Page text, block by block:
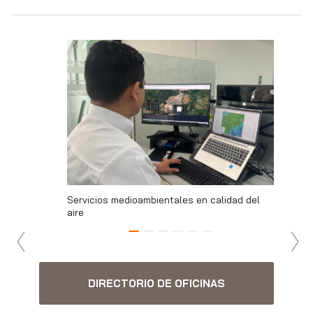
Servicios medioambientales en calidad del
aire
DIRECTORIO DE OFICINAS